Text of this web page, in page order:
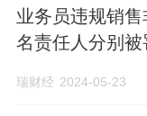
业务员违规销
名责任人分别被
瑞财经 2024-05-23